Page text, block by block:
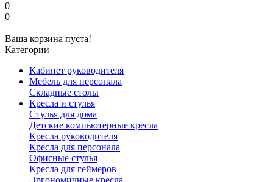
0
0
Ваша корзина пуста!
Категории
Кабинет руководителя
Мебель для персонала
Складные столы
Кресла и стулья
Стулья для дома
Детские компьютерные кресла
Кресла руководителя
Кресла для персонала
Офисные стулья
Кресла для геймеров
Эргономичные кресла